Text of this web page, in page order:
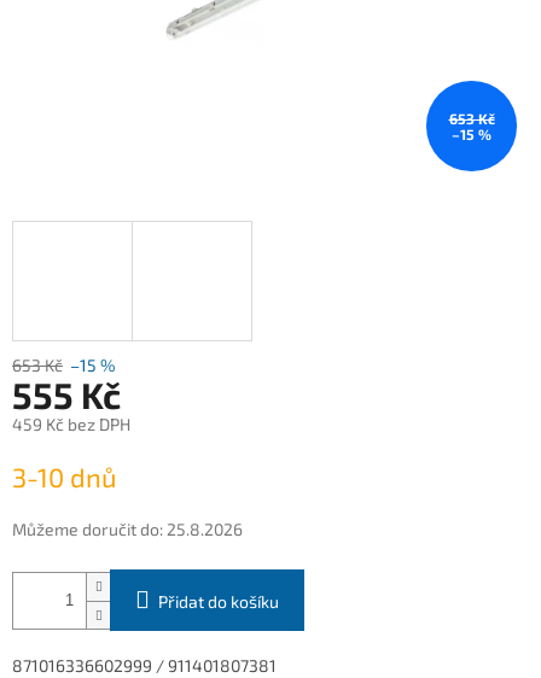
653 Kč
–15 %
653 Kč –15 %
555 Kč
459 Kč bez DPH
cena:
3-10 dnů
Můžeme doručit do: 25.8.2026
Přidat do košíku
871016336602999 / 911401807381